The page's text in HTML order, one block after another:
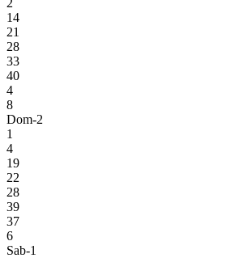
14
21
28
33
40
4
8
Dom-2
1
4
19
22
28
39
37
6
Sab-1